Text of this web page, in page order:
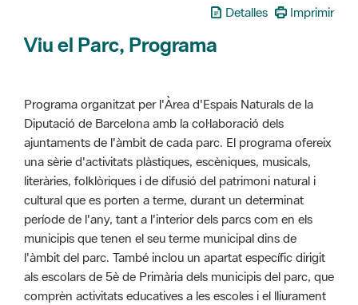
Detalles Imprimir
Viu el Parc, Programa
Programa organitzat per l'Àrea d'Espais Naturals de la
Diputació de Barcelona amb la col·laboració dels
ajuntaments de l'àmbit de cada parc. El programa ofereix
una sèrie d'activitats plàstiques, escèniques, musicals,
literàries, folklòriques i de difusió del patrimoni natural i
cultural que es porten a terme, durant un determinat
període de l'any, tant a l'interior dels parcs com en els
municipis que tenen el seu terme municipal dins de
l'àmbit del parc. També inclou un apartat específic dirigit
als escolars de 5è de Primària dels municipis del parc, que
comprèn activitats educatives a les escoles i el lliurament